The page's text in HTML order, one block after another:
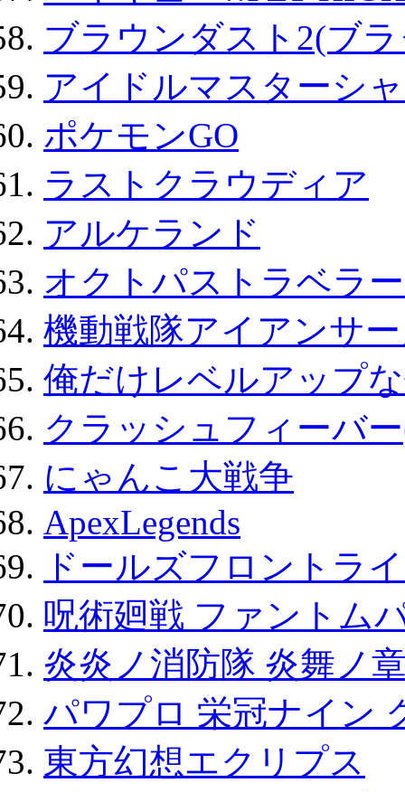
ブラウンダスト2(ブ
アイドルマスターシ
ポケモンGO
ラストクラウディア
アルケランド
オクトパストラベラ
機動戦隊アイアンサ
俺だけレベルアップ
クラッシュフィーバ
にゃんこ大戦争
ApexLegends
ドールズフロントラ
呪術廻戦 ファントム
炎炎ノ消防隊 炎舞ノ
パワプロ 栄冠ナイン
東方幻想エクリプス